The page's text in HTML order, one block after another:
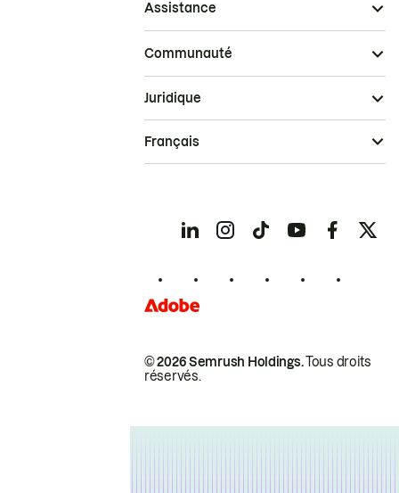
Assistance
Communauté
© 2026 Semrush Holdings.Tous droits
réservés.
Juridique
Français